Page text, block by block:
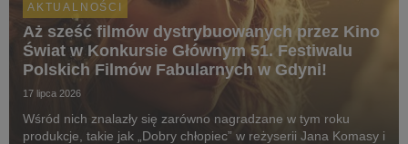
AKTUALNOŚCI
Aż sześć filmów dystrybuowanych przez Kino
Świat w Konkursie Głównym 51. Festiwalu
Polskich Filmów Fabularnych w Gdyni!
17 lipca 2026
Wśród nich znalazły się zarówno nagradzane w tym roku
produkcje, takie jak „Dobry chłopiec” w reżyserii Jana Komasy i